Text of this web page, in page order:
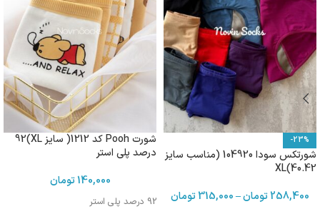
-23%
شورتکس سودا 104920 (مناسب سایز
40.42)XL
258,400تومان–
315,000تومان
شورت Pooh کد 1212( سایز XL)92
درصد پلی استر
140,000تومان
92 درصد پلی استر